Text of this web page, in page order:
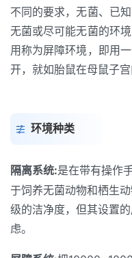
不同的要求，无菌、已
无菌或尽可能无菌的环
用称为屏障环境，即用
开，就如胎鼠在母鼠子宫
环境种类
隔离系统:是在带有操作
于饲养无菌动物和栖生
级的洁净度，但其设置
虑。